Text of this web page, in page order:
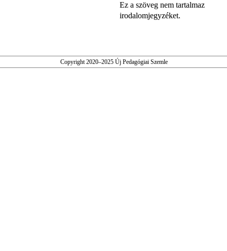
Ez a szöveg nem tartalmaz
irodalomjegyzéket.
Copyright 2020–2025 Új Pedagógiai Szemle